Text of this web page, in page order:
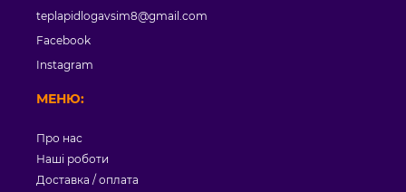
МЕНЮ:
Про нас
Наші роботи
Доставка / оплата
teplapidlogavsim8@gmail.com
Facebook
Instagram